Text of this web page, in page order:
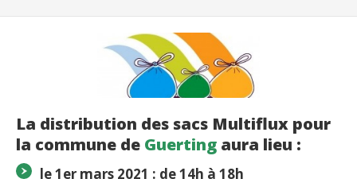
La distribution des sacs Multiflux pour
la commune de Guerting aura lieu :
le 1er mars 2021 : de 14h à 18h